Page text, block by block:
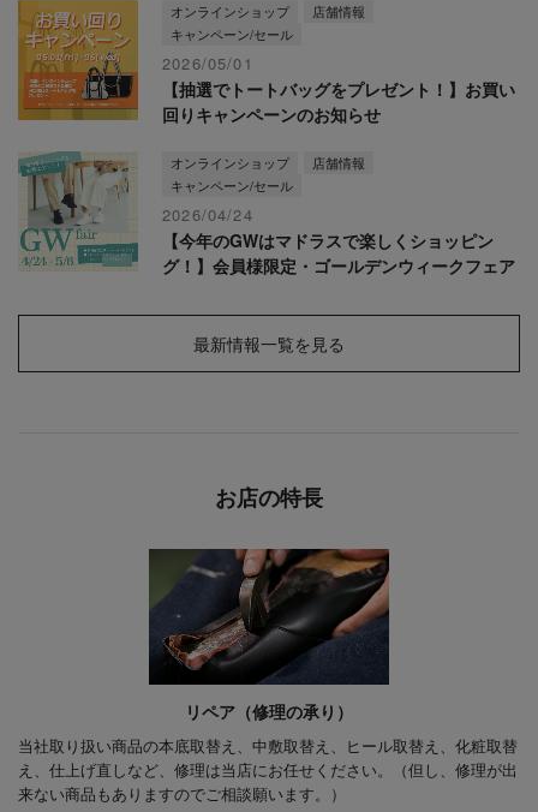
オンラインショップ
店舗情報
キャンペーン/セール
2026/05/01
【抽選でトートバッグをプレゼント！】お買い
回りキャンペーンのお知らせ
オンラインショップ
店舗情報
キャンペーン/セール
2026/04/24
【今年のGWはマドラスで楽しくショッピン
グ！】会員様限定・ゴールデンウィークフェア
最新情報一覧を見る
お店の特長
リペア（修理の承り）
当社取り扱い商品の本底取替え、中敷取替え、ヒール取替え、化粧取替
え、仕上げ直しなど、修理は当店にお任せください。（但し、修理が出
来ない商品もありますのでご相談願います。）